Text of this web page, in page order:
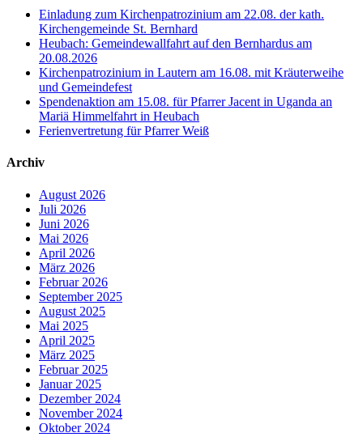
Einladung zum Kirchenpatrozinium am 22.08. der kath.
Kirchengemeinde St. Bernhard
Heubach: Gemeindewallfahrt auf den Bernhardus am
20.08.2026
Kirchenpatrozinium in Lautern am 16.08. mit Kräuterweihe
und Gemeindefest
Spendenaktion am 15.08. für Pfarrer Jacent in Uganda an
Mariä Himmelfahrt in Heubach
Ferienvertretung für Pfarrer Weiß
Archiv
August 2026
Juli 2026
Juni 2026
Mai 2026
April 2026
März 2026
Februar 2026
September 2025
August 2025
Mai 2025
April 2025
März 2025
Februar 2025
Januar 2025
Dezember 2024
November 2024
Oktober 2024